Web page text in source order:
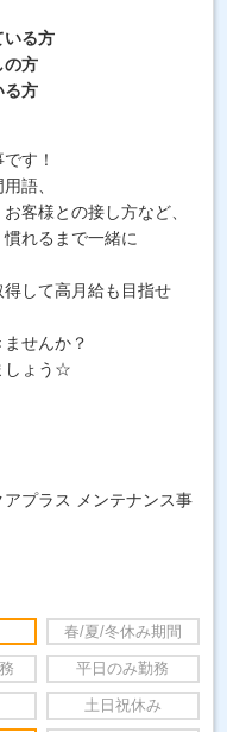
る方
の方
る方
す！
語、
客様との接し方など、
れるまで一緒に
して高月給も目指せ
せんか？
しょう☆
プラス メンテナンス事
春/夏/冬休み期間
平日のみ勤務
土日祝休み